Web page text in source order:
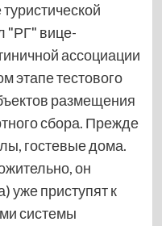
"РГ" вице-
ассоциации
этапе тестового
размещения
сбора. Прежде
гостевые дома.
он
уже приступят к
системы